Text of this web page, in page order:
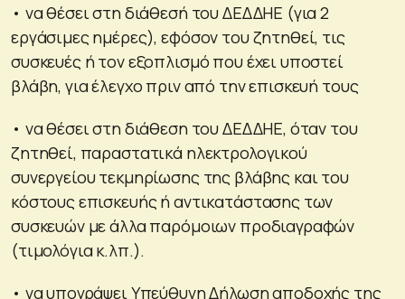
• να θέσει στη διάθεσή του ΔΕΔΔΗΕ (για 2
εργάσιμες ημέρες), εφόσον του ζητηθεί, τις
συσκευές ή τον εξοπλισμό που έχει υποστεί
βλάβη, για έλεγχο πριν από την επισκευή τους
• να θέσει στη διάθεση του ΔΕΔΔΗΕ, όταν του
ζητηθεί, παραστατικά ηλεκτρολογικού
συνεργείου τεκμηρίωσης της βλάβης και του
κόστους επισκευής ή αντικατάστασης των
συσκευών με άλλα παρόμοιων προδιαγραφών
(τιμολόγια κ.λπ.).
• να υπογράψει Υπεύθυνη Δήλωση αποδοχής της